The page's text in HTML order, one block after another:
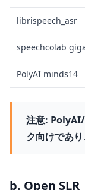
librispeech_asr
speechcolab
PolyAI minds14
注意:
ク向けであ
b. Open SLR